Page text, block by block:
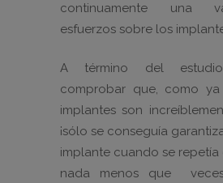
continuamente una
esfuerzos sobre los
A término del
comprobar que, como
implantes son
¡sólo se conseguía
implante cuando se repetía
nada menos que